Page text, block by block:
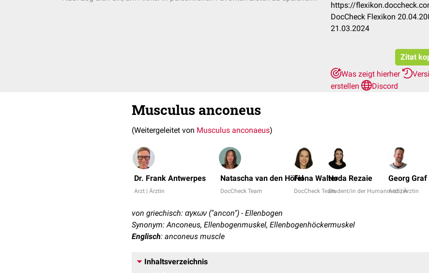
https://
DocCheck Flexikon
21.03.2024
Zitat
Was zeigt hierher
erstellen
Discord
Musculus anconeus
(Weitergeleitet von Musculus anconaeus)
Dr. Frank Antwerpes
Arzt | Ärztin
Natascha van den Höfel
DocCheck Team
Fiona Walter
DocCheck Team
Hoda Rezaie
Student/in der Humanmedizin
Georg
Arzt | Ärztin
von griechisch: αγκων ("ancon") - Ellenbogen
Synonym: Anconeus, Ellenbogenmuskel, Ellenbogenhöckermuskel
Englisch: anconeus muscle
Inhaltsverzeichnis